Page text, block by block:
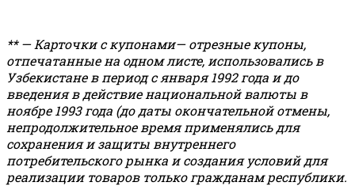
** — Карточки с купонами— отрезные купоны,
отпечатанные на одном листе, использовались в
Узбекистане в период с января 1992 года и до
введения в действие национальной валюты в
ноябре 1993 года (до даты окончательной отмены,
непродолжительное время применялись для
сохранения и защиты внутреннего
потребительского рынка и создания условий для
реализации товаров только гражданам республики.